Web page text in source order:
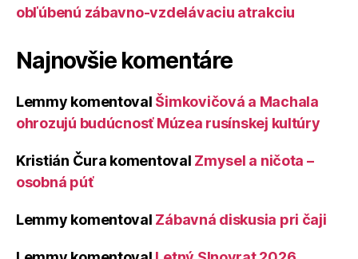
obľúbenú zábavno-vzdelávaciu atrakciu
Najnovšie komentáre
Lemmy komentoval Šimkovičová a Machala
ohrozujú budúcnosť Múzea rusínskej kultúry
Kristián Čura komentoval Zmysel a ničota –
osobná púť
Lemmy komentoval Zábavná diskusia pri čaji